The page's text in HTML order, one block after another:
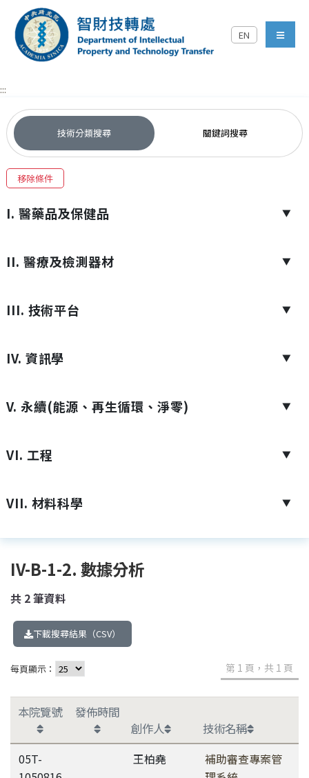
跳到主要內容區塊
中央研究院智財技轉處對
EN
menu
:::
技術分類搜尋 關鍵詞搜尋
移除條件
I. 醫藥品及保健品 ▼
II. 醫療及檢測器材 ▼
III. 技術平台 ▼
IV. 資訊學 ▼
V. 永續(能源、再生循環、淨零) ▼
VI. 工程 ▼
VII. 材料科學 ▼
IV-B-1-2. 數據分析
共 2筆資料
下載搜尋結果（CSV）
每頁顯示： 第 1 頁，共 1 頁
本院覽號
發佈時間
創作人
技術名稱
05T-
王柏堯
補助審查專案管